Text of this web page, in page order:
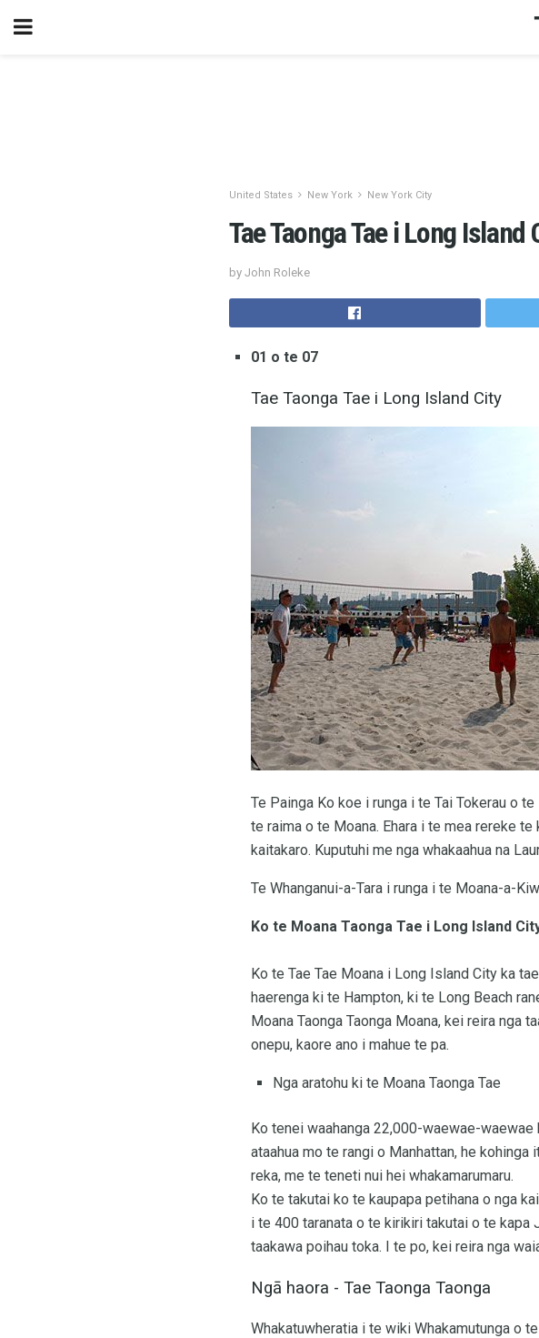
United States New York New York City
Tae Taonga Tae i Long Island
by John Roleke
01 o te 07
Tae Taonga Tae i Long Island City
Te Painga Ko koe i runga i te Tai Tokerau o
te raima o te Moana. Ehara i te mea rereke
kaitakaro. Kuputuhi me nga whakaahua na
Te Whanganui-a-Tara i runga i te Moana-a-
Ko te Moana Taonga Tae i Long Island
Ko te Tae Tae Moana i Long Island City ka
haerenga ki te Hampton, ki te Long Beach
Moana Taonga Taonga Moana, kei reira nga
onepu, kaore ano i mahue te pa.
Nga aratohu ki te Moana Taonga Tae
Ko tenei waahanga 22,000-waewae-
ataahua mo te rangi o Manhattan, he
reka, me te teneti nui hei whakamarumaru.
Ko te takutai ko te kaupapa petihana o nga
i te 400 taranata o te kirikiri takutai o te kapa
taakawa poihau toka. I te po, kei reira nga
Ngā haora - Tae Taonga Taonga
Whakatuwheratia i te wiki Whakamutunga o